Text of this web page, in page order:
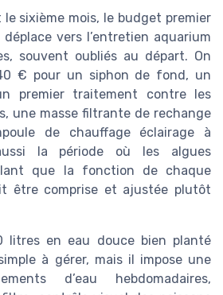
sixième mois, le budget premier
vers l’entretien aquarium
souvent oubliés au départ. On
€ pour un siphon de fond, un
premier traitement contre les
une masse filtrante de rechange
de chauffage éclairage à
la période où les algues
que la fonction de chaque
être comprise et ajustée plutôt
litres en eau douce bien planté
à gérer, mais il impose une
d’eau hebdomadaires,